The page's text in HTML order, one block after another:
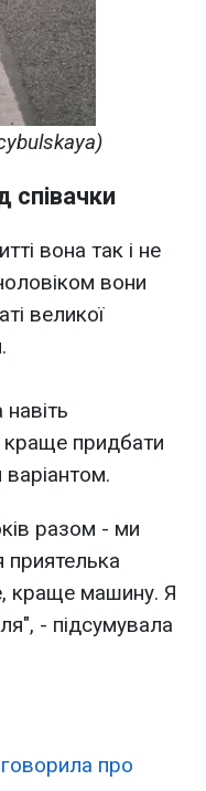
співачки
вона так і не
вони
великої
краще придбати
разом - ми
краще машину. Я
- підсумувала
про